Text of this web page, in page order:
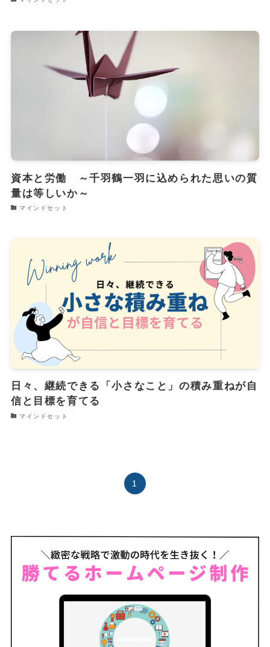
資本と労働 ～千羽鶴一羽に込められた思いの質
量は等しいか～
マインドセット
日々、継続できる「小さなこと」の積み重ねが自
信と目標を育てる
マインドセット
1